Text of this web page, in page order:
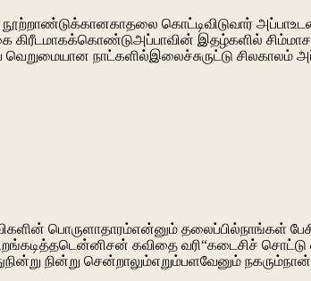
நூற்றாண்டுக்கானகாதலை கொட்டிவிடுவார்
கிரீடமாகக்கொண்டுஅப்பாவின் இதழ்களில்
நாட்களில்இலைச்சுருட்டு
பொருளாதாரம்என்னும் தலைப்பில்நாங்கள்
கவிதை வரி“கடைசிச்
நின்று சென்றாலும்எறும்பளவேனும்